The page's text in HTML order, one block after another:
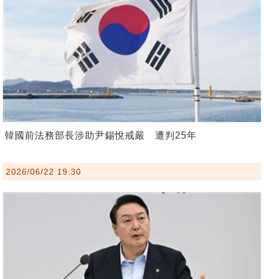
韓國前法務部長涉助尹錫悅戒嚴 遭判25年
2026/06/22 19:30